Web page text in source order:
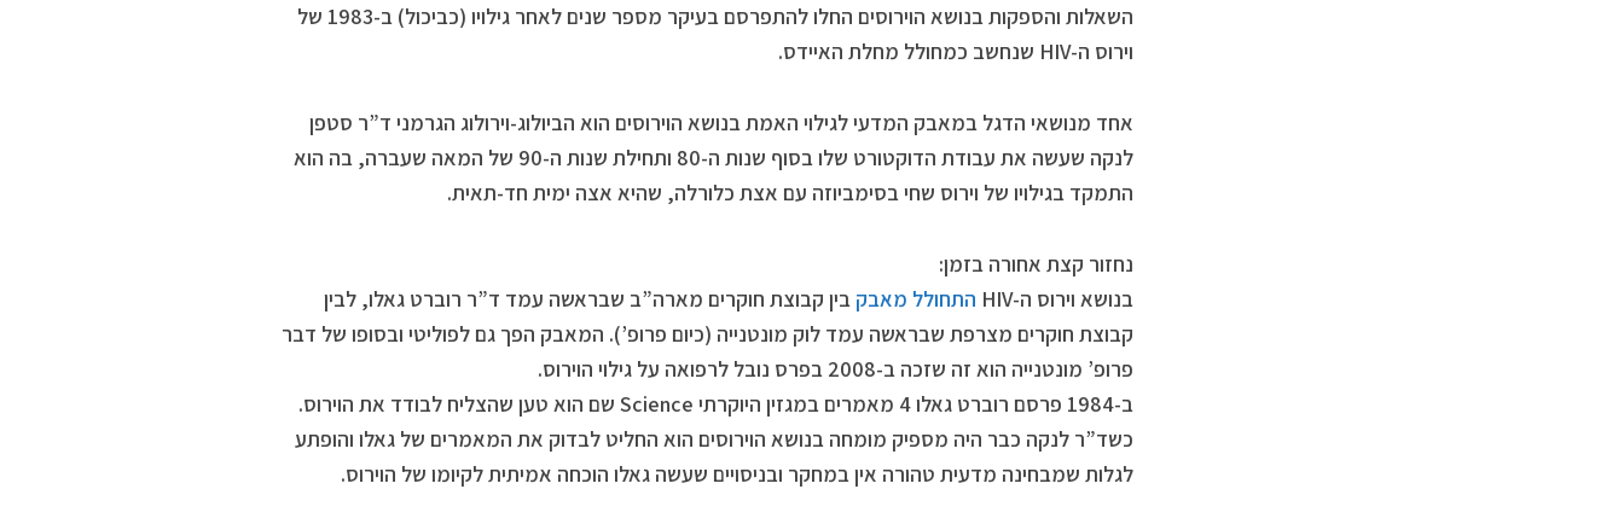
השאלות והספקות בנושא הוירוסים החלו להתפרסם בעיקר מספר שנים לאחר גילויו (כביכול) ב-1983 של
וירוס ה-HIV שנחשב כמחולל מחלת האיידס.
אחד מנושאי הדגל במאבק המדעי לגילוי האמת בנושא הוירוסים הוא הביולוג-וירולוג הגרמני ד”ר סטפן
לנקה שעשה את עבודת הדוקטורט שלו בסוף שנות ה-80 ותחילת שנות ה-90 של המאה שעברה, בה הוא
התמקד בגילויו של וירוס שחי בסימביוזה עם אצת כלורלה, שהיא אצה ימית חד-תאית.
נחזור קצת אחורה בזמן:
בנושא וירוס ה-HIV
התחולל מאבק בין קבוצת חוקרים מארה”ב שבראשה עמד ד”ר רוברט גאלו, לבין
קבוצת חוקרים מצרפת שבראשה עמד לוק מונטנייה (כיום פרופ’). המאבק הפך גם לפוליטי ובסופו של דבר
פרופ’ מונטנייה הוא זה שזכה ב-2008 בפרס נובל לרפואה על גילוי הוירוס.
ב-1984 פרסם רוברט גאלו 4 מאמרים במגזין היוקרתי Science שם הוא טען שהצליח לבודד את הוירוס.
כשד”ר לנקה כבר היה מספיק מומחה בנושא הוירוסים הוא החליט לבדוק את המאמרים של גאלו והופתע
לגלות שמבחינה מדעית טהורה אין במחקר ובניסויים שעשה גאלו הוכחה אמיתית לקיומו של הוירוס.